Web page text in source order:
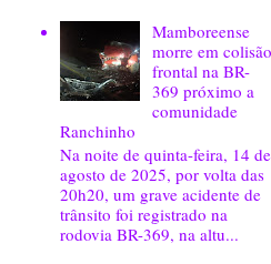
Mamboreense
morre em colisão
frontal na BR-
369 próximo a
comunidade
Ranchinho
Na noite de quinta-feira, 14 de
agosto de 2025, por volta das
20h20, um grave acidente de
trânsito foi registrado na
rodovia BR-369, na altu...